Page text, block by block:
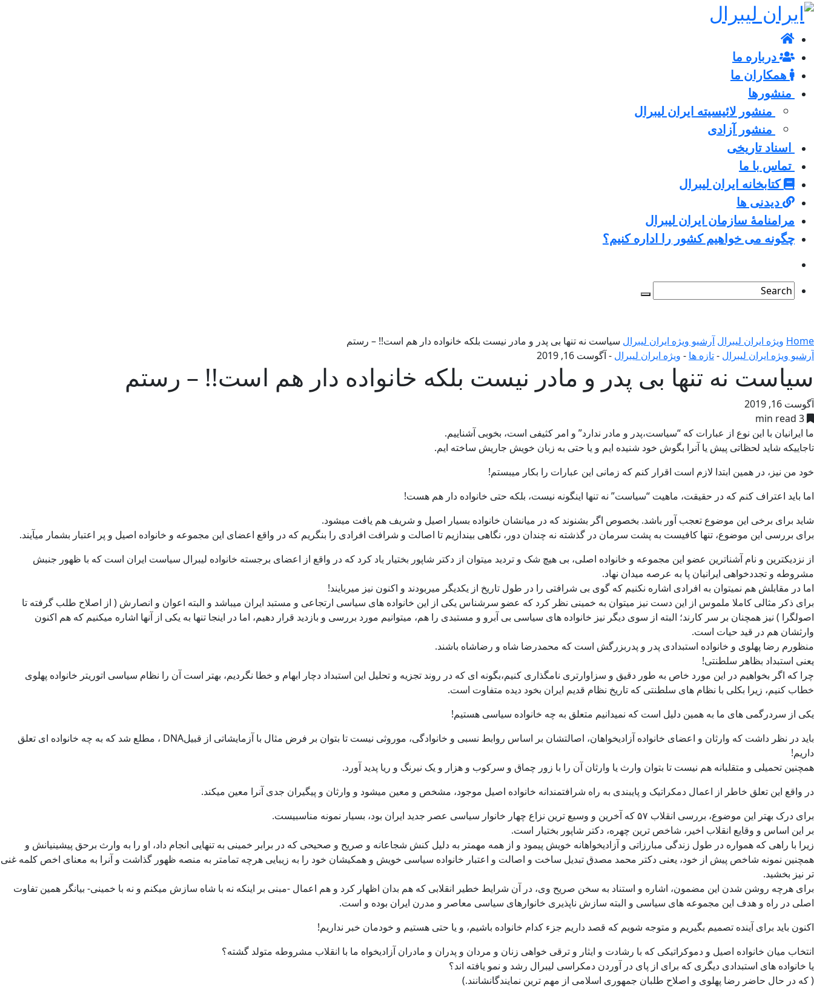
درباره ما
همکاران ما
منشورها
منشور لائیسیته ایران لیبرال
منشور آزادی
اسناد تاریخی
تماس با ما
کتابخانه ایران لیبرال
دیدنی ها
مرامنامۀ سازمان ایران لیبرال
چگونه می خواهیم کشور را اداره کنیم؟
Home ویژه ایران لیبرال آرشیو ویژه ایران لیبرال سیاست نه تنها بی پدر و مادر نیست بلکه خانواده دار هم است!! – رستم
آرشیو ویژه ایران لیبرال -تازه ها - ویژه ایران لیبرال -آگوست 16, 2019
سیاست نه تنها بی پدر و مادر نیست بلکه خانواده دار هم است!! – رستم
آگوست 16, 2019
3 min read
ما ایرانیان با این نوع از عبارات که “سیاست،پدر و مادر ندارد” و امر کثیفی است، بخوبی آشناییم.
تاجاییکه شاید لحظاتی پیش یا آنرا بگوش خود شنیده ایم و یا حتی به زبان خویش جاریش ساخته ایم.
خود من نیز، در همین ابتدا لازم است اقرار کنم که زمانی این عبارات را بکار میبستم!
اما باید اعتراف کنم که در حقیقت، ماهیت “سیاست” نه تنها اینگونه نیست، بلکه حتی خانواده دار هم هست!
شاید برای برخی این موضوع تعجب آور باشد. بخصوص اگر بشنوند که در میانشان خانواده بسیار اصیل و شریف هم یافت میشود.
برای بررسی این موضوع، تنها کافیست به پشت سرمان در گذشته نه چندان دور، نگاهی بیندازیم تا اصالت و شرافت افرادی را بنگریم که در واقع اعضای این مجموعه و خانواده اصیل و پر اعتبار بشمار میآیند.
از نزدیکترین و نام آشناترین عضو این مجموعه و خانواده اصلی، بی هیچ شک و تردید میتوان از دکتر شاپور بختیار یاد کرد که در واقع از اعضای برجسته خانواده لیبرال سیاست ایران است که با ظهور جنبش
مشروطه و تجددخواهی ایرانیان پا به عرصه میدان نهاد.
اما در مقابلش هم نمیتوان به افرادی اشاره نکنیم که گوی بی شرافتی را در طول تاریخ از یکدیگر میربودند و اکنون نیز میربایند!
برای ذکر مثالی کاملا ملموس از این دست نیز میتوان به خمینی نظر کرد که عضو سرشناس یکی از این خانواده های سیاسی ارتجاعی و مستبد ایران میباشد و البته اعوان و انصارش ( از اصلاح طلب گرفته تا
اصولگرا ) نیز همچنان بر سر کارند؛ البته از سوی دیگر نیز خانواده های سیاسی بی آبرو و مستبدی را هم، میتوانیم مورد بررسی و بازدید قرار دهیم، اما در اینجا تنها به یکی از آنها اشاره میکنیم که هم اکنون
وارثشان هم در قید حیات است.
منظورم رضا پهلوی و خانواده استبدادی پدر و پدربزرگش است که محمدرضا شاه و رضاشاه باشند.
یعنی استبداد بظاهر سلطنتی!
چرا که اگر بخواهیم در این مورد خاص به طور دقیق و سزاوارتری نامگذاری کنیم،بگونه ای که در روند تجزیه و تحلیل این استبداد دچار ابهام و خطا نگردیم، بهتر است آن را نظام سیاسی اتوریتر خانواده پهلوی
خطاب کنیم، زیرا بکلی با نظام های سلطنتی که تاریخ نظام قدیم ایران بخود دیده متفاوت است.
یکی از سردرگمی های ما به همین دلیل است که نمیدانیم متعلق به چه خانواده سیاسی هستیم!
باید در نظر داشت که وارثان و اعضای خانواده آزادیخواهان، اصالتشان بر اساس روابط نسبی و خانوادگی، موروثی نیست تا بتوان بر فرض مثال با آزمایشاتی از قبیلDNA ، مطلع شد که به چه خانواده ای تعلق
داریم!
همچنین تحمیلی و متقلبانه هم نیست تا بتوان وارث یا وارثان آن را با زور چماق و سرکوب و هزار و یک نیرنگ و ریا پدید آورد.
در واقع این تعلق خاطر از اعمال دمکراتیک و پایبندی به راه شرافتمندانه خانواده اصیل موجود، مشخص و معین میشود و وارثان و پیگیران جدی آنرا معین میکند.
برای درک بهتر این موضوع، بررسی انقلاب ۵۷ که آخرین و وسیع ترین نزاع چهار خانوار سیاسی عصر جدید ایران بود، بسیار نمونه مناسبیست.
بر این اساس و وقایع انقلاب اخیر، شاخص ترین چهره، دکتر شاپور بختیار است.
زیرا با راهی که همواره در طول زندگی مبارزاتی و آزادیخواهانه خویش پیمود و از همه مهمتر به دلیل کنش شجاعانه و صریح و صحیحی که در برابر خمینی به تنهایی انجام داد، او را به وارث برحق پیشینیانش و
همچنین نمونه شاخص پیش از خود، یعنی دکتر محمد مصدق تبدیل ساخت و اصالت و اعتبار خانواده سیاسی خویش و همکیشان خود را به زیبایی هرچه تمامتر به منصه ظهور گذاشت و آنرا به معنای اخص کلمه غنی
تر نیز بخشید.
برای هرچه روشن شدن این مضمون، اشاره و استناد به سخن صریح وی، در آن شرایط خطیر انقلابی که هم بدان اظهار کرد و هم اعمال -مبنی بر اینکه نه با شاه سازش میکنم و نه با خمینی- بیانگر همین تفاوت
اصلی در راه و هدف این مجموعه های سیاسی و البته سازش ناپذیری خانوارهای سیاسی معاصر و مدرن ایران بوده و است.
اکنون باید برای آینده تصمیم بگیریم و متوجه شویم که قصد داریم جزء کدام خانواده باشیم، و یا حتی هستیم و خودمان خبر نداریم!
انتخاب میان خانواده اصیل و دموکراتیکی که با رشادت و ایثار و ترقی خواهی زنان و مردان و پدران و مادران آزادیخواه ما با انقلاب مشروطه متولد گشته؟
یا خانواده های استبدادی دیگری که برای از پای در آوردن دمکراسی لیبرال رشد و نمو یافته اند؟
( که در حال حاضر رضا پهلوی و اصلاح طلبان جمهوری اسلامی از مهم ترین نمایندگانشانند.)